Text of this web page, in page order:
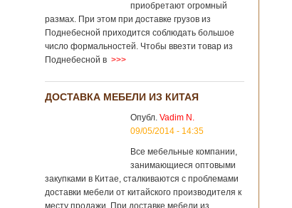
приобретают огромный
размах. При этом при доставке грузов из
Поднебесной приходится соблюдать большое
число формальностей. Чтобы ввезти товар из
Поднебесной в >>>
ДОСТАВКА МЕБЕЛИ ИЗ КИТАЯ
Опубл. Vadim N.
09/05/2014 - 14:35
Все мебельные компании,
занимающиеся оптовыми
закупками в Китае, сталкиваются с проблемами
доставки мебели от китайского производителя к
месту продажи. При доставке мебели из